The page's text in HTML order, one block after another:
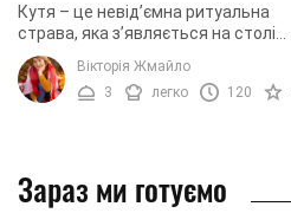
Кутя – це невід’ємна ритуальна
страва, яка з’являється на столі
слов’ян під час трьох свят:
Святвечора, Старого Нового року, а
також на Водохреща. В ...
Вікторія Жмайло
3
легко 120
Зараз ми готуємо